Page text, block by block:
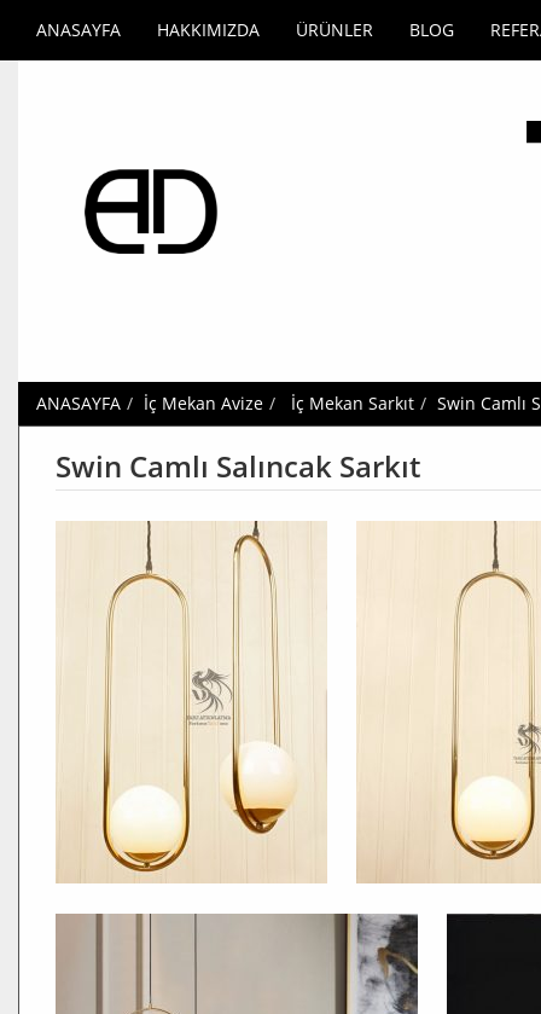
ANASAYFA HAKKIMIZDA ÜRÜNLER BLOG
ANASAYFA İç Mekan Avize İç Mekan Sarkıt Swin Camlı
Swin Camlı Salıncak Sarkıt